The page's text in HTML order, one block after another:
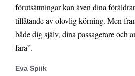
förutsättningar kan även dina
tillåtande av olovlig körning. Men
både dig själv, dina passagerare och
fara”.
Eva Spiik